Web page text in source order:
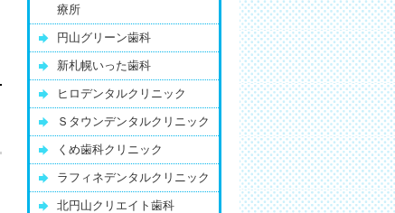
療所
円山グリーン歯科
新札幌いった歯科
ヒロデンタルクリニック
Ｓタウンデンタルクリニック
くめ歯科クリニック
ラフィネデンタルクリニック
北円山クリエイト歯科